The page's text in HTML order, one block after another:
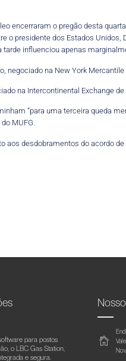
encerraram o pregão desta
o presidente dos Estados
tarde influenciou apenas
negociado na New York
na Intercontinental Exchange de
“para uma terceira queda
MUFG.
aos desdobramentos do acordo
para postos
o LBC Gas Station,
e segura.